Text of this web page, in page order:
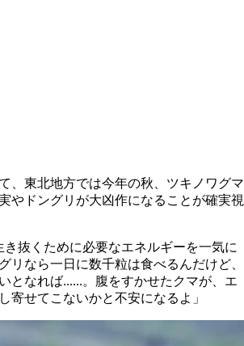
、東北地方では今年の秋、ツキノワグマ
やドングリが大凶作になることが確実視
抜くために必要なエネルギーを一気に
リなら一日に数千粒は食べるんだけど、
となれば......。腹をすかせたクマが、エ
寄せてこないかと不安になるよ」